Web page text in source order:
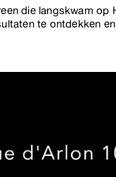
die langskwam op
te ontdekken